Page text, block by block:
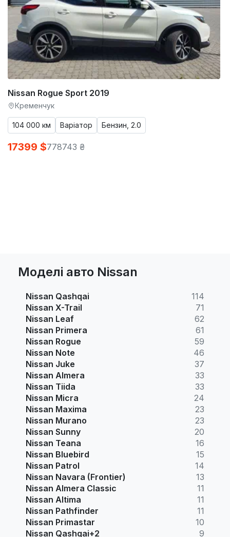
Nissan Rogue Sport 2019
Кременчук
104 000 км Варіатор Бензин, 2.0
17399 $778743 ₴
Моделі авто Nissan
Nissan Qashqai
114
Nissan X-Trail
71
Nissan Leaf
62
Nissan Primera
61
Nissan Rogue
59
Nissan Note
46
Nissan Juke
37
Nissan Almera
33
Nissan Tiida
33
Nissan Micra
24
Nissan Maxima
23
Nissan Murano
23
Nissan Sunny
20
Nissan Teana
16
Nissan Bluebird
15
Nissan Patrol
14
Nissan Navara (Frontier)
13
Nissan Almera Classic
11
Nissan Altima
11
Nissan Pathfinder
11
Nissan Primastar
10
Nissan Qashqai+2
9